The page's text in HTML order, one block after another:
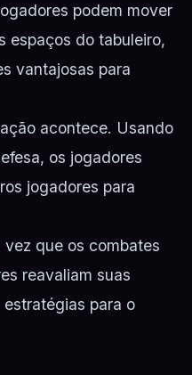
podem mover
espaços do tabuleiro,
vantajosas para
acontece. Usando
os jogadores
jogadores para
vez que os combates
reavaliam suas
para o